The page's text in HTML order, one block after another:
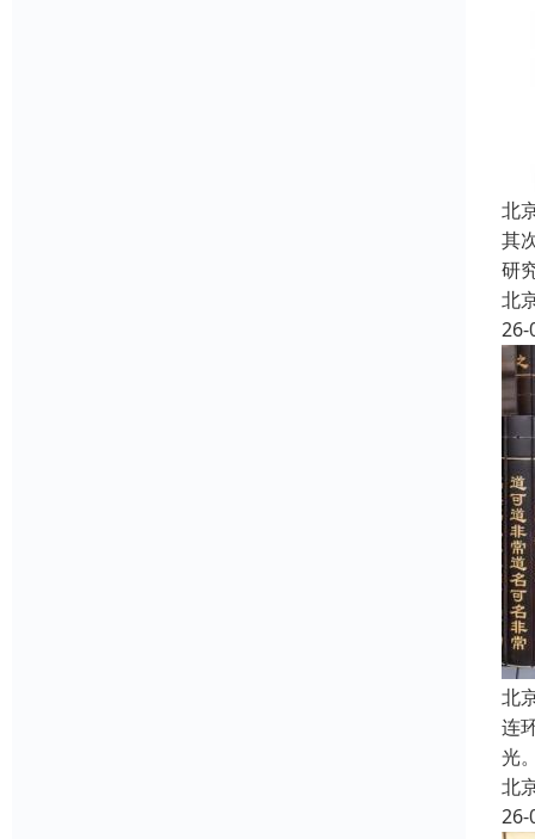
北
其
研
北
26-
北
连
光
北
26-